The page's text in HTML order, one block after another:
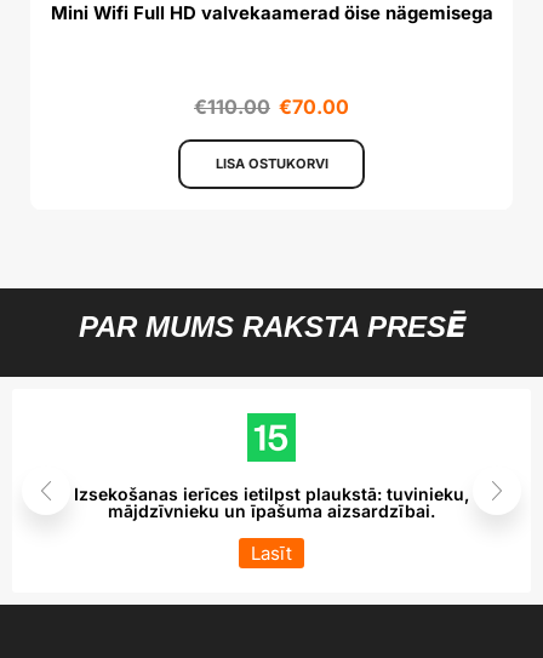
Mini Wifi Full HD valvekaamerad öise nägemisega
€110.00 €70.00
LISA OSTUKORVI
PAR MUMS RAKSTA PRESĒ
Izsekošanas ierīces ietilpst plaukstā: tuvinieku,
mājdzīvnieku un īpašuma aizsardzībai.
Lasīt